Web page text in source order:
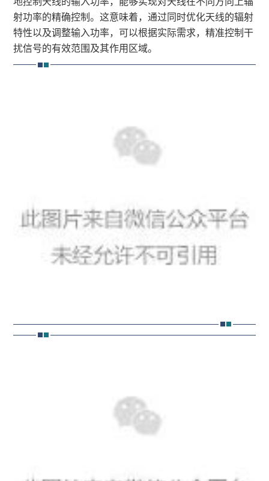
射功率的精确控制。这意味着，通过同时优化天线的辐射
特性以及调整输入功率，可以根据实际需求，精准控制干
扰信号的有效范围及其作用区域。